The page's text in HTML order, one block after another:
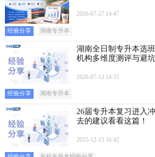
2026-07-27 14:47
经验分享 湖南专升本
湖南全日制专升本选
机构多维度测评与避
2026-07-13 14:35
经验分享 湖南专升本
26届专升本复习进入
去的建议看看这篇！
2025-12-15 16:42